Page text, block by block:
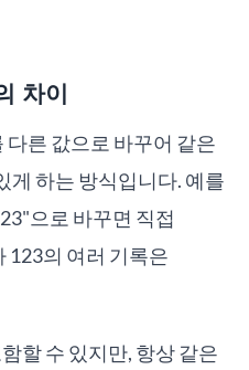
차이
른 값으로 바꾸어 같은
게 하는 방식입니다. 예를
으로 바꾸면 직접
123의 여러 기록은
할 수 있지만, 항상 같은